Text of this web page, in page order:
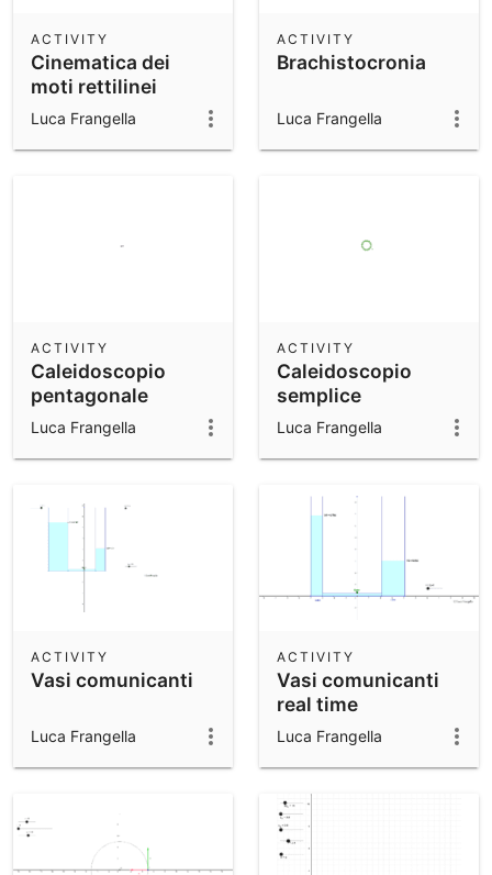
Cinematica dei
moti rettilinei
ACTIVITY
Luca Frangella
Brachistocronia
ACTIVITY
Luca Frangella
Caleidoscopio
pentagonale
ACTIVITY
Luca Frangella
Caleidoscopio
semplice
ACTIVITY
Luca Frangella
Vasi comunicanti
ACTIVITY
Luca Frangella
Vasi comunicanti
real time
ACTIVITY
Luca Frangella